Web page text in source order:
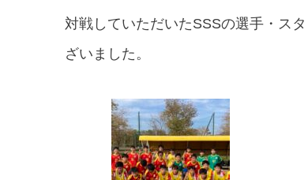
対戦していただいたSSSの選手・ス
ざいました。